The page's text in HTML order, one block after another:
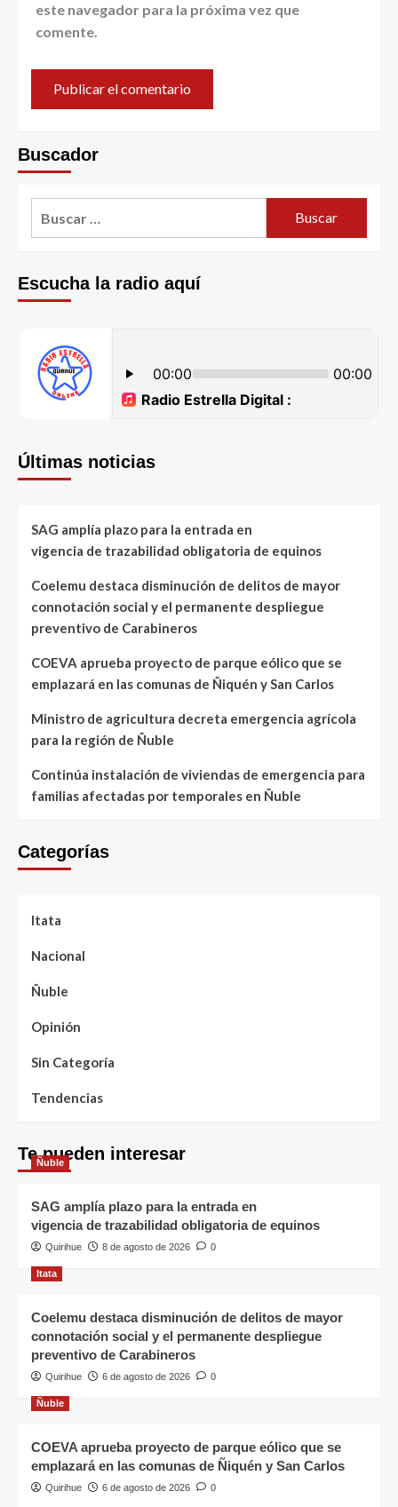
este navegador para la próxima vez que
comente.
Buscador
Escucha la radio aquí
Últimas noticias
SAG amplía plazo para la entrada en
vigencia de trazabilidad obligatoria de equinos
Coelemu destaca disminución de delitos de mayor
connotación social y el permanente despliegue
preventivo de Carabineros
COEVA aprueba proyecto de parque eólico que se
emplazará en las comunas de Ñiquén y San Carlos
Ministro de agricultura decreta emergencia agrícola
para la región de Ñuble
Continúa instalación de viviendas de emergencia para
familias afectadas por temporales en Ñuble
Categorías
Itata
Nacional
Ñuble
Opinión
Sin Categoría
Tendencias
Te pueden interesar
Ñuble
SAG amplía plazo para la entrada en
vigencia de trazabilidad obligatoria de equinos
Quirihue 8 de agosto de 2026 0
Itata
Coelemu destaca disminución de delitos de mayor
connotación social y el permanente despliegue
preventivo de Carabineros
Quirihue 6 de agosto de 2026 0
Ñuble
COEVA aprueba proyecto de parque eólico que se
emplazará en las comunas de Ñiquén y San Carlos
Quirihue 6 de agosto de 2026 0